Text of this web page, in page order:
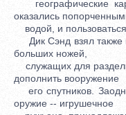
географические
оказались
водой, и
Дик Сэнд взял также
больших ножей,
служащих для
дополнить вооружение
его спутников.
оружие -- игрушечное